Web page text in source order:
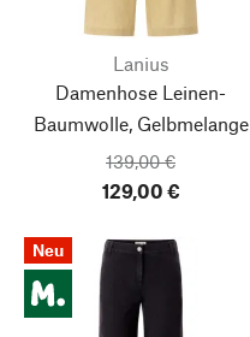
Lanius
Damenhose Leinen-
Baumwolle, Gelbmelange
139,00 €
129,00 €
Neu